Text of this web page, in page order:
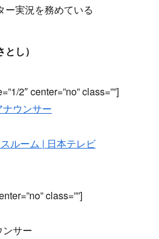
ー実況を務めている
し）
2″ center=”no” class=””]
ルーム | 日本テレビ
class=””]
サー